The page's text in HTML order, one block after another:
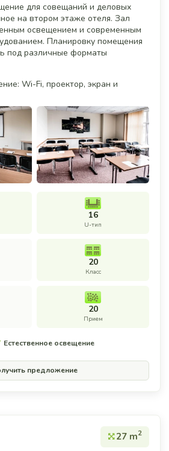
для совещаний и деловых
на втором этаже отеля. Зал
освещением и современным
Планировку помещения
под различные форматы
Wi-Fi, проектор, экран и
16
U-тип
20
Класс
20
Прием
Естественное освещение
предложение
27 m2